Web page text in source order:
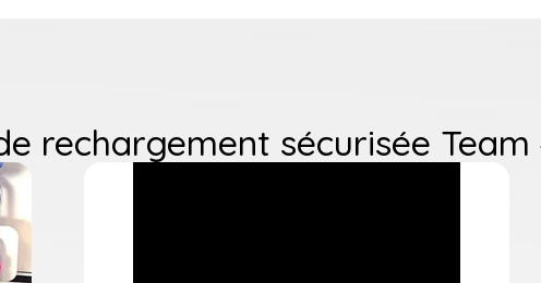
rechargement sécurisée Team